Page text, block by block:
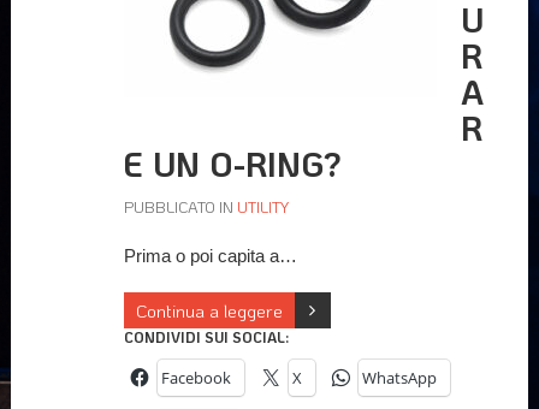
U
R
A
R
E UN O-RING?
PUBBLICATO IN UTILITY
Prima o poi capita a…
Continua a leggere
CONDIVIDI SUI SOCIAL:
Facebook X WhatsApp